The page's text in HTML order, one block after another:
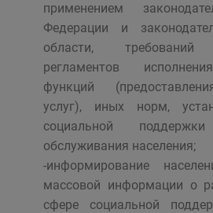
применением
Федерации и
области, требований
регламентов
функций
услуг), иных норм,
социальной
обслуживания населения;
-информирование
массовой информации о
сфере социальной